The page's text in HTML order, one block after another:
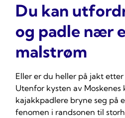
Du kan
og padle nær
malstrøm
Eller er du heller på jakt
Utenfor kysten av Moskenes
kajakkpadlere bryne seg på
fenomen i randsonen til